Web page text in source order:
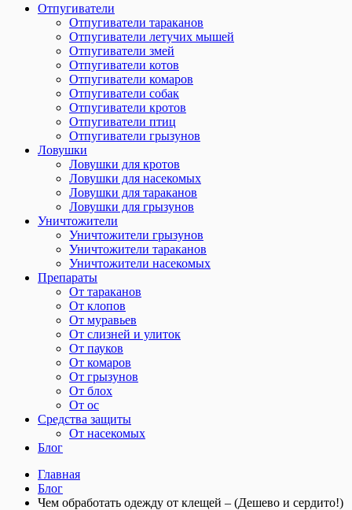
Отпугиватели
Отпугиватели тараканов
Отпугиватели летучих мышей
Отпугиватели змей
Отпугиватели котов
Отпугиватели комаров
Отпугиватели собак
Отпугиватели кротов
Отпугиватели птиц
Отпугиватели грызунов
Ловушки
Ловушки для кротов
Ловушки для насекомых
Ловушки для тараканов
Ловушки для грызунов
Уничтожители
Уничтожители грызунов
Уничтожители тараканов
Уничтожители насекомых
Препараты
От тараканов
От клопов
От муравьев
От слизней и улиток
От пауков
От комаров
От грызунов
От блох
От ос
Средства защиты
От насекомых
Блог
Главная
Блог
Чем обработать одежду от клещей – (Дешево и сердито!)